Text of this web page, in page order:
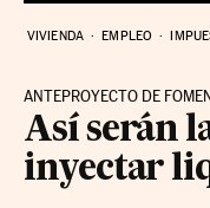
VIVIENDA EMPLEO
ANTEPROYECTO DE
Así serán
inyectar